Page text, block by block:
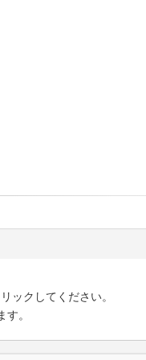
ックしてください。
。